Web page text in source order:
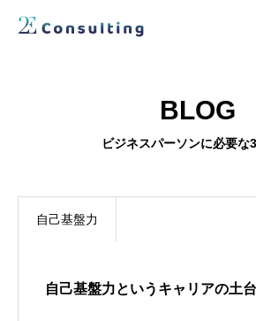
人材育成／経営サポートプログラム
CONTENTS
2E Consulting の人材育成について
会社概要と代表紹介
BLOG
ビジネスパーソンに必要な
自己基盤力
自己基盤力というキャリアの土台